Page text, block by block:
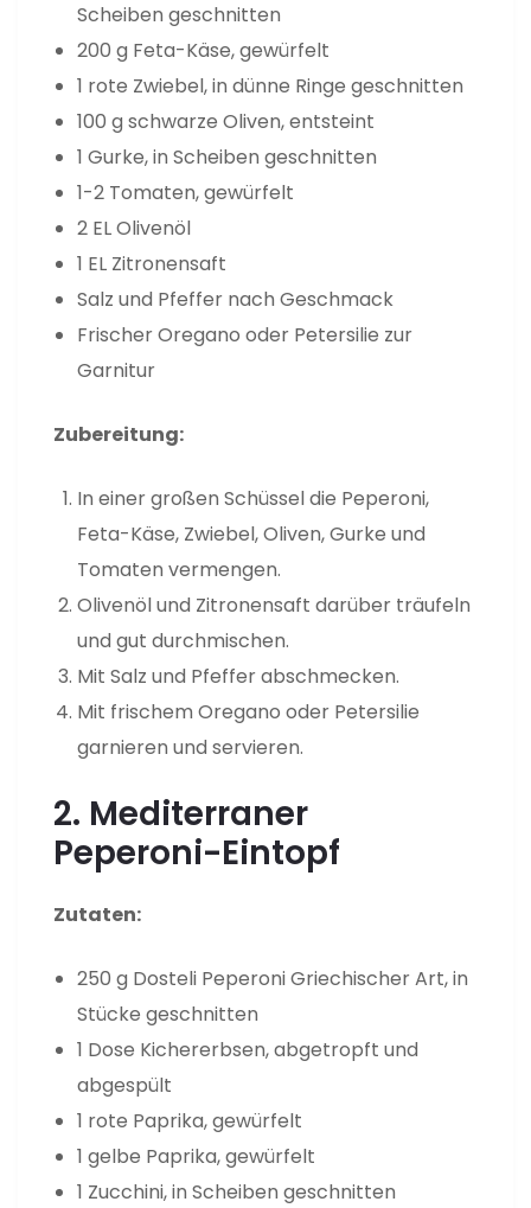
Scheiben geschnitten
200 g Feta-Käse, gewürfelt
1 rote Zwiebel, in dünne Ringe geschnitten
100 g schwarze Oliven, entsteint
1 Gurke, in Scheiben geschnitten
1-2 Tomaten, gewürfelt
2 EL Olivenöl
1 EL Zitronensaft
Salz und Pfeffer nach Geschmack
Frischer Oregano oder Petersilie zur
Garnitur
Zubereitung:
In einer großen Schüssel die Peperoni,
Feta-Käse, Zwiebel, Oliven, Gurke und
Tomaten vermengen.
Olivenöl und Zitronensaft darüber träufeln
und gut durchmischen.
Mit Salz und Pfeffer abschmecken.
Mit frischem Oregano oder Petersilie
garnieren und servieren.
2. Mediterraner
Peperoni-Eintopf
Zutaten:
250 g Dosteli Peperoni Griechischer Art, in
Stücke geschnitten
1 Dose Kichererbsen, abgetropft und
abgespült
1 rote Paprika, gewürfelt
1 gelbe Paprika, gewürfelt
1 Zucchini, in Scheiben geschnitten